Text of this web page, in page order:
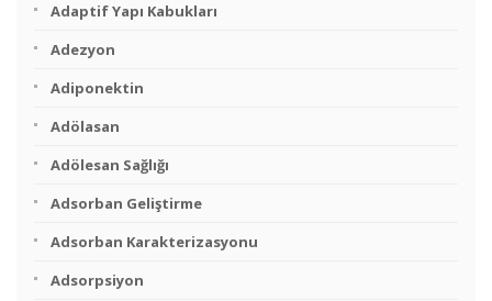
Adaptif Yapı Kabukları
Adezyon
Adiponektin
Adölasan
Adölesan Sağlığı
Adsorban Geliştirme
Adsorban Karakterizasyonu
Adsorpsiyon